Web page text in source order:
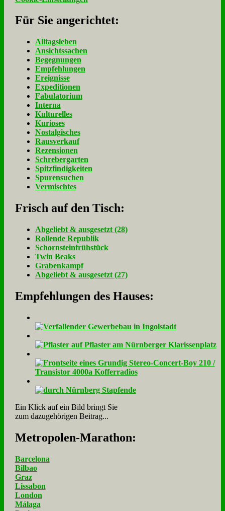
Für Sie an­ge­rich­tet:
Alltagsleben
Ansichtssachen
Begegnungen
Empfehlungen
Ereignisse
Expeditionen
Fabulatorium
Interna
Kulturelles
Kurioses
Nostalgisches
Rausverkauf
Rezensionen
Schrebergarten
Spitzfindigkeiten
Spurensuchen
Vermischtes
Frisch auf den Tisch:
Ab­ge­liebt & aus­ge­setzt (28)
Rol­len­de Re­pu­blik
Schorn­stein­früh­stück
Twin Beaks
Gra­ben­kampf
Ab­ge­liebt & aus­ge­setzt (27)
Empfehlungen des Hauses:
Ein Klick auf ein Bild bringt Sie
zum dazugehörigen Beitrag...
Me­tro­po­len-Ma­ra­thon:
Barcelona
Bilbao
Graz
Lissabon
London
Málaga